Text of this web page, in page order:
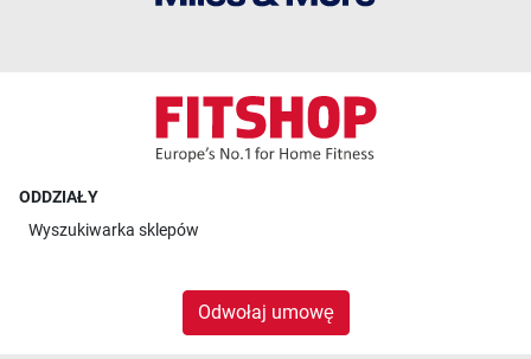
ODDZIAŁY
Wyszukiwarka sklepów
Odwołaj umowę